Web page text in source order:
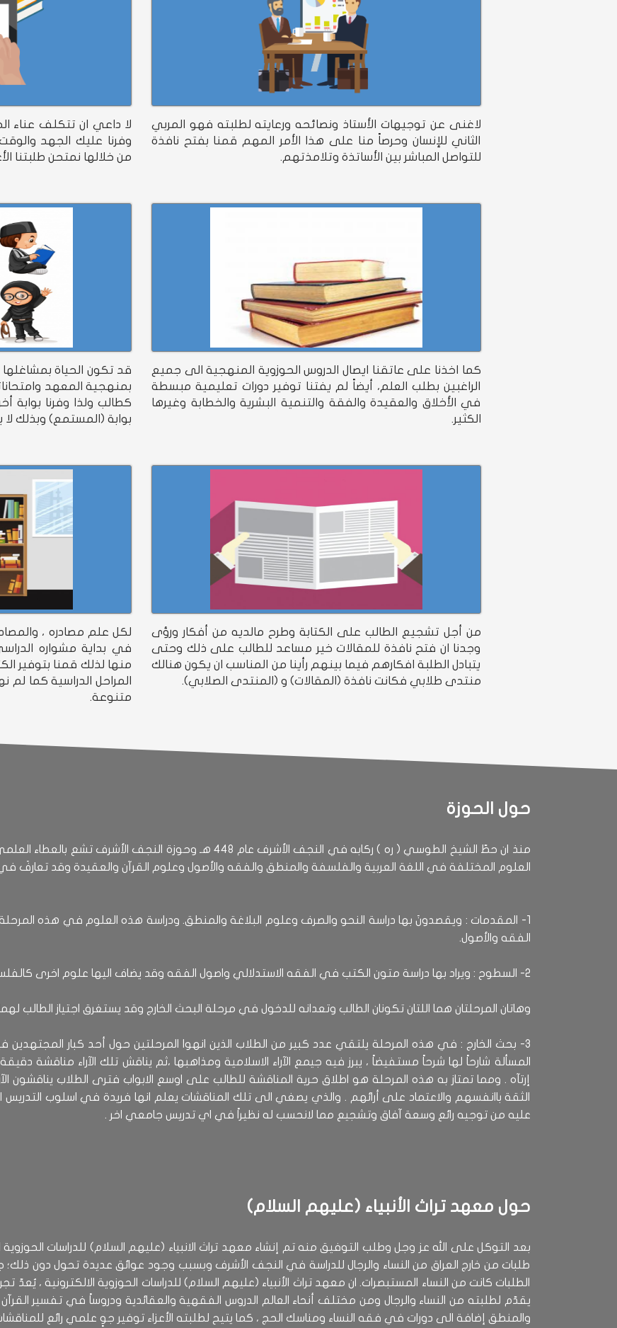
لا داعي ان تتكلف عناء
وفرنا عليك الجهد
من خلالها نمتحن طلبتنا
لاغنى عن توجيهات الأستاذ ونصائحه ورعايته لطلبته فهو المربي
الثاني للإنسان وحرصاً منا على هذا الأمر المهم قمنا بفتح نافذة
للتواصل المباشر بين الأساتذة وتلامذتهم.
قد تكون الحياة بمشاغلها
بمنهجية المعهد
كطالب ولذا وفرنا بوابة
بوابة (المستمع) وبذلك لا
كما اخذنا على عاتقنا ايصال الدروس الحوزوية المنهجية الى جميع
الراغبين بطلب العلم، أيضاً لم يفتنا توفير دورات تعليمية مبسطة
في الأخلاق والعقيدة والفقة والتنمية البشرية والخطابة وغيرها
الكثير.
لكل علم مصادره ،
في بداية مشواره
منها لذلك قمنا بتوفير
المراحل الدراسية كما
متنوعة.
من أجل تشجيع الطالب على الكتابة وطرح مالديه من أفكار ورؤى
وجدنا ان فتح نافذة للمقالات خير مساعد للطالب على ذلك وحتى
يتبادل الطلبة افكارهم فيما بينهم رأينا من المناسب ان يكون هنالك
منتدى طلابي فكانت نافذة (المقالات) و (المنتدى الصلابي).
حول الحوزة
منذ ان حطّ الشيخ الطوسي ( ره ) ركابه في النجف الأشرف عام 448 هـ وحوزة
العلوم المختلفة في اللغة العربية والفلسفة والمنطق والفقه والأصول وعلوم القرآن والعقيدة وقد تعارفَ
1- المقدمات : ويقصدونَ بها دراسة النحو والصرف وعلوم البلاغة والمنطق. ودراسة هذه العلوم في هذه
الفقه والأصول.
2- السطوح : ويراد بها دراسة متون الكتب في الفقه الاستدلالي واصول الفقه وقد يضاف اليها علوم اخرى كالفلسفة وعلم الكلام والحديث والتفسير.
وهاتان المرحلتان هما اللتان تكونان الطالب وتعدانه للدخول في مرحلة البحث الخارج وقد يستغرق اجتياز الطالب
3- بحث الخارج : في هذه المرحلة يلتقي عدد كبير من الطلاب الذين انهوا المرحلتين حول أحد كبار
المسألة شارحاً لها شرحاً مستفيضاً ، يبرز فيه جيمع الآراء الاسلامية ومذاهبها ،ثم يناقش تلك الآراء مناقشة
إرتآه . ومما تمتاز به هذه المرحلة هو اطلاق حرية المناقشة للطالب على اوسع الابواب فترى الطلاب يناقشون
الثقة باانفسهم والاعتماد على أرائهم . والذي يصغي الى تلك المناقشات يعلم انها فريدة في اسلوب
عليه من توجيه رائع وسعة آفاق وتشجيع مما لانحسب له نظيراً في اي تدريس جامعي اخر .
(حول معهد تراث الأنبياء (عليهم السلام
بعد التوكل على الله عز وجل وطلب التوفيق منه تم إنشاء معهد تراث الانبياء (عليهم السلام) للدراسات
طلبات من خارج العراق من النساء والرجال للدراسة في النجف الأشرف وبسبب وجود عوائق عديدة تحول دون
الطلبات كانت من النساء المستبصرات. ان معهد تراث الأنبياء (عليهم السلام) للدراسات الحوزوية الالكترونية ، يُعدّ
يقدّم لطلبته من النساء والرجال ومن مختلف أنحاء العالم الدروس الفقهية والعقائدية ودروساً في تفسير القرآن
والمنطق إضافة الى دورات في فقه النساء ومناسك الحج ، كما يتيح لطلبته الأعزاء توفير جوٍ علمي رائع للمناقشات